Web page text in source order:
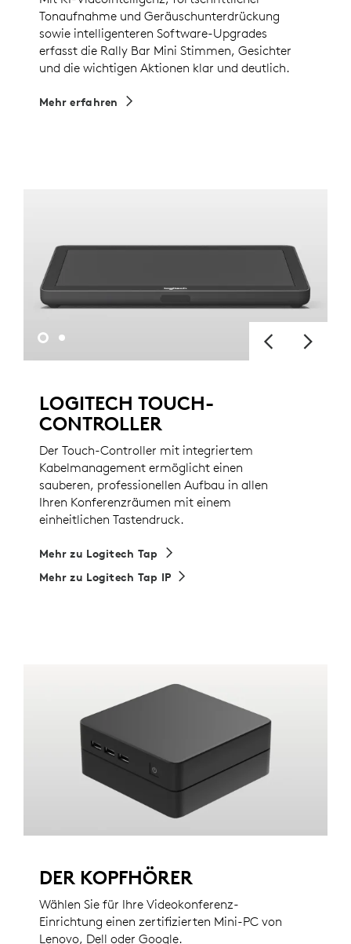
Tonaufnahme und Geräuschunterdrückung
sowie intelligenteren Software-Upgrades
erfasst die Rally Bar Mini Stimmen, Gesichter
und die wichtigen Aktionen klar und deutlich.
Mehr erfahren
LOGITECH TOUCH-
CONTROLLER
Der Touch-Controller mit integriertem
Kabelmanagement ermöglicht einen
sauberen, professionellen Aufbau in allen
Ihren Konferenzräumen mit einem
einheitlichen Tastendruck.
Mehr zu Logitech Tap
Mehr zu Logitech Tap IP
DER KOPFHÖRER
Wählen Sie für Ihre Videokonferenz-
Einrichtung einen zertifizierten Mini-PC von
Lenovo, Dell oder Google.